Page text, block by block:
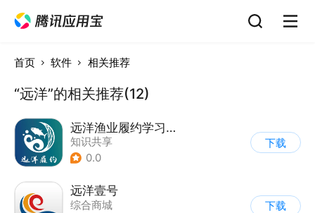
首页 软件 相关推荐
“远洋”的相关推荐(12)
远洋渔业履约学习平台
知识共享
0.0
下载
远洋壹号
综合商城
下载